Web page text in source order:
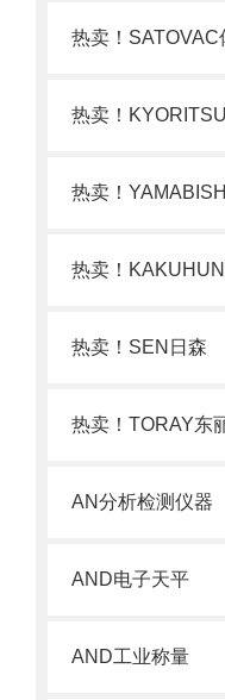
热卖！SATOVAC
热卖！
热卖！
热卖！SEN日森
热卖！TORAY东
AN分析检测仪器
AND电子天平
AND工业称量